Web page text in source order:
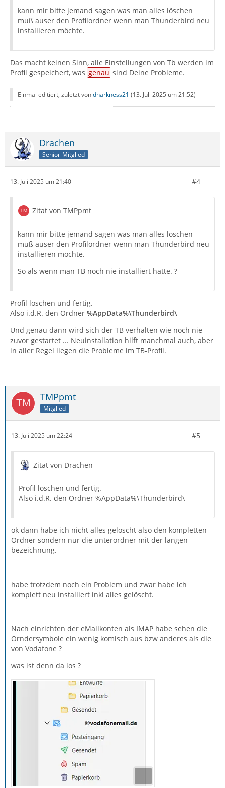
kann mir bitte jemand sagen was man alles löschen
muß auser den Profilordner wenn man Thunderbird neu
installieren möchte.
Das macht keinen Sinn, alle Einstellungen von Tb werden im
Profil gespeichert, was genau sind Deine Probleme.
Einmal editiert, zuletzt vondharkness21 (13. Juli 2025 um 21:52)
Drachen
Senior-Mitglied
13. Juli 2025 um 21:40 #4
Zitat von TMPpmt
kann mir bitte jemand sagen was man alles löschen
muß auser den Profilordner wenn man Thunderbird neu
installieren möchte.
So als wenn man TB noch nie installiert hatte. ?
Profil löschen und fertig.
Also i.d.R. den Ordner %AppData%\Thunderbird\
Und genau dann wird sich der TB verhalten wie noch nie
zuvor gestartet ... Neuinstallation hilft manchmal auch, aber
in aller Regel liegen die Probleme im TB-Profil.
TMPpmt
Mitglied
13. Juli 2025 um 22:24 #5
Zitat von Drachen
Profil löschen und fertig.
Also i.d.R. den Ordner %AppData%\Thunderbird\
ok dann habe ich nicht alles gelöscht also den kompletten
Ordner sondern nur die unterordner mit der langen
bezeichnung.
habe trotzdem noch ein Problem und zwar habe ich
komplett neu installiert inkl alles gelöscht.
Nach einrichten der eMailkonten als IMAP habe sehen die
Orndersymbole ein wenig komisch aus bzw anderes als die
von Vodafone ?
was ist denn da los ?